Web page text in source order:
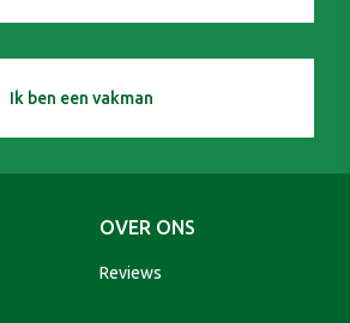
Ik ben een vakman
OVER ONS
Reviews